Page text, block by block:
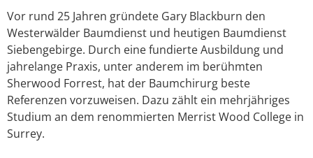
Vor rund 25 Jahren gründete Gary Blackburn den
Westerwälder Baumdienst und heutigen Baumdienst
Siebengebirge. Durch eine fundierte Ausbildung und
jahrelange Praxis, unter anderem im berühmten
Sherwood Forrest, hat der Baumchirurg beste
Referenzen vorzuweisen. Dazu zählt ein mehrjähriges
Studium an dem renommierten Merrist Wood College in
Surrey.